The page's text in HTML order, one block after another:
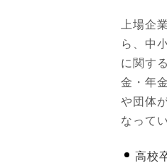
上場企
ら、中
に関す
金・年
や団体
なって
高校